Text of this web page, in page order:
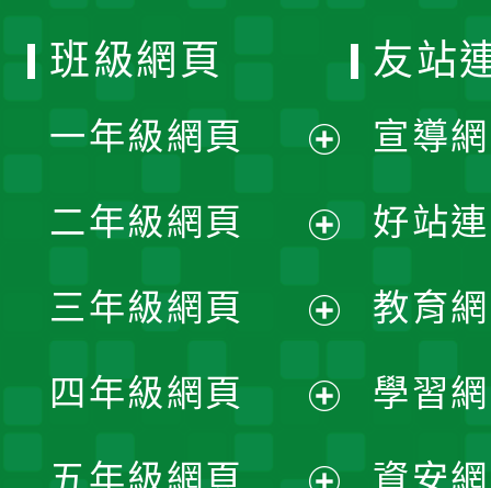
班級網頁
一年級網頁
開
選
單
二年級網頁
開
選
單
三年級網頁
開
四年級網頁
五年級網頁
友站
宣導
好站
教育
學習
資安